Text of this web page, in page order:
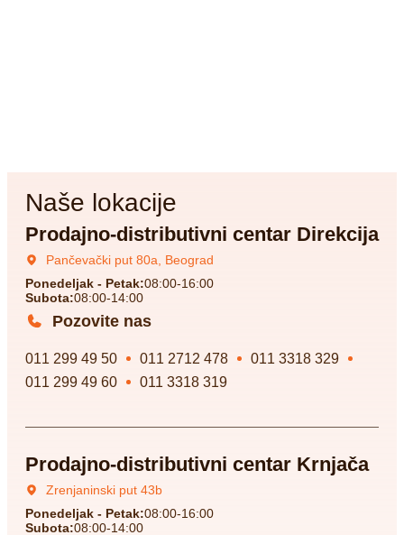
Naše lokacije
Prodajno-distributivni centar Direkcija
Pančevački put 80a, Beograd
Ponedeljak - Petak:08:00-16:00
Subota:08:00-14:00
Pozovite nas
011 299 49 50 011 2712 478
011 3318 329
011 299 49 60
011 3318 319
Prodajno-distributivni centar Krnjača
Zrenjaninski put 43b
Ponedeljak - Petak:08:00-16:00
Subota:08:00-14:00